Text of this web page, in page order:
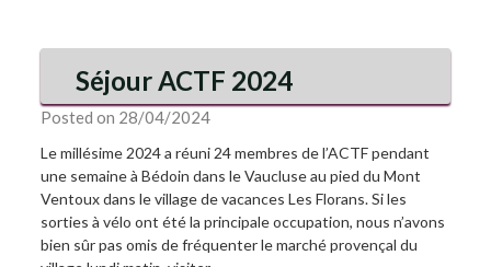
Séjour ACTF 2024
Posted on 28/04/2024
Le millésime 2024 a réuni 24 membres de l’ACTF pendant
une semaine à Bédoin dans le Vaucluse au pied du Mont
Ventoux dans le village de vacances Les Florans. Si les
sorties à vélo ont été la principale occupation, nous n’avons
bien sûr pas omis de fréquenter le marché provençal du